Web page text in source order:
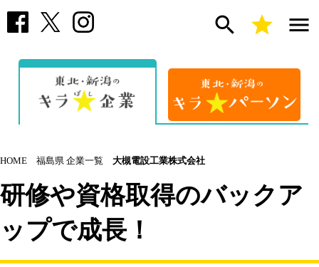
search star menu
HOME 福島県 企業一覧 大槻電設工業株式会社
研修や資格取得のバックア
ップで成長！